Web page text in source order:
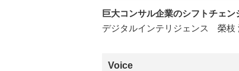
巨大コンサル企業のシフトチェ
デジタルインテリジェンス 榮枝
Voice